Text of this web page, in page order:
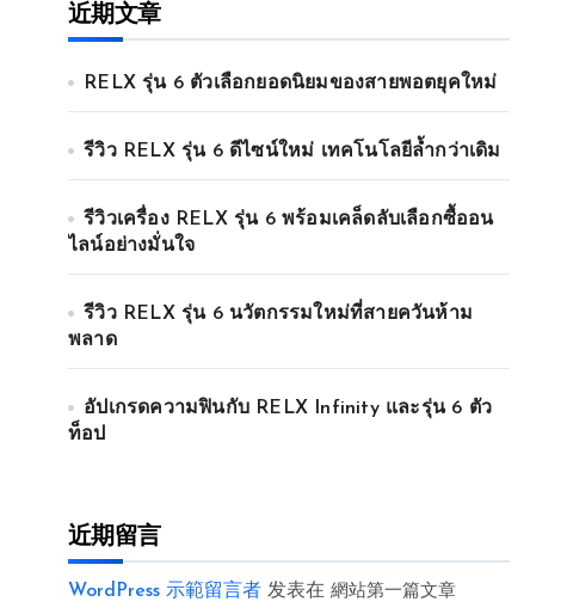
近期文章
RELX รุ่น 6 ตัวเลือกยอดนิยมของสายพอตยุคใหม่
รีวิว RELX รุ่น 6 ดีไซน์ใหม่ เทคโนโลยีล้ำกว่าเดิม
รีวิวเครื่อง RELX รุ่น 6 พร้อมเคล็ดลับเลือกซื้ออน
ไลน์อย่างมั่นใจ
รีวิว RELX รุ่น 6 นวัตกรรมใหม่ที่สายควันห้าม
พลาด
อัปเกรดความฟินกับ RELX Infinity และรุ่น 6 ตัว
ท็อป
近期留言
WordPress 示範留言者 发表在 網站第一篇文章